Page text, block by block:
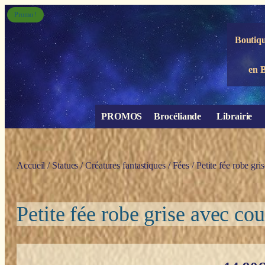
Panneau de gestion des cookies
en
PROMOS Brocéliande Librairie
Accueil /Statues/Créatures fantastiques/Fées/ Petite fée robe
Petite fée robe grise avec
Promo !